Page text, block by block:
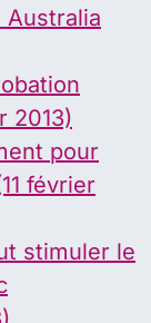
2013)
pour
février
stimuler le